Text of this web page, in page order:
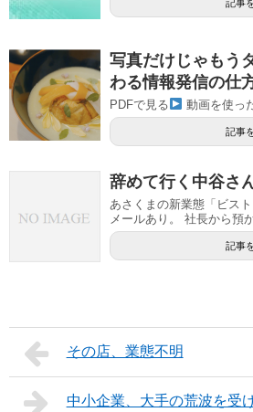
記事
写真だけじゃも
わる情報発信の仕
PDFで見る 動画を使っ
記事
辞めて行く中谷さ
あさくまの新業態「ビス
メールあり。 社長から預
記事
その店、業態不明
中小企業、大手の荒波を受